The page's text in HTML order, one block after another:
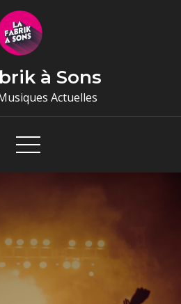
à Sons
Actuelles